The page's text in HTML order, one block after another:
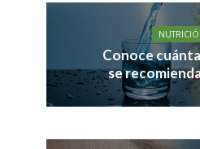
Conoce
se